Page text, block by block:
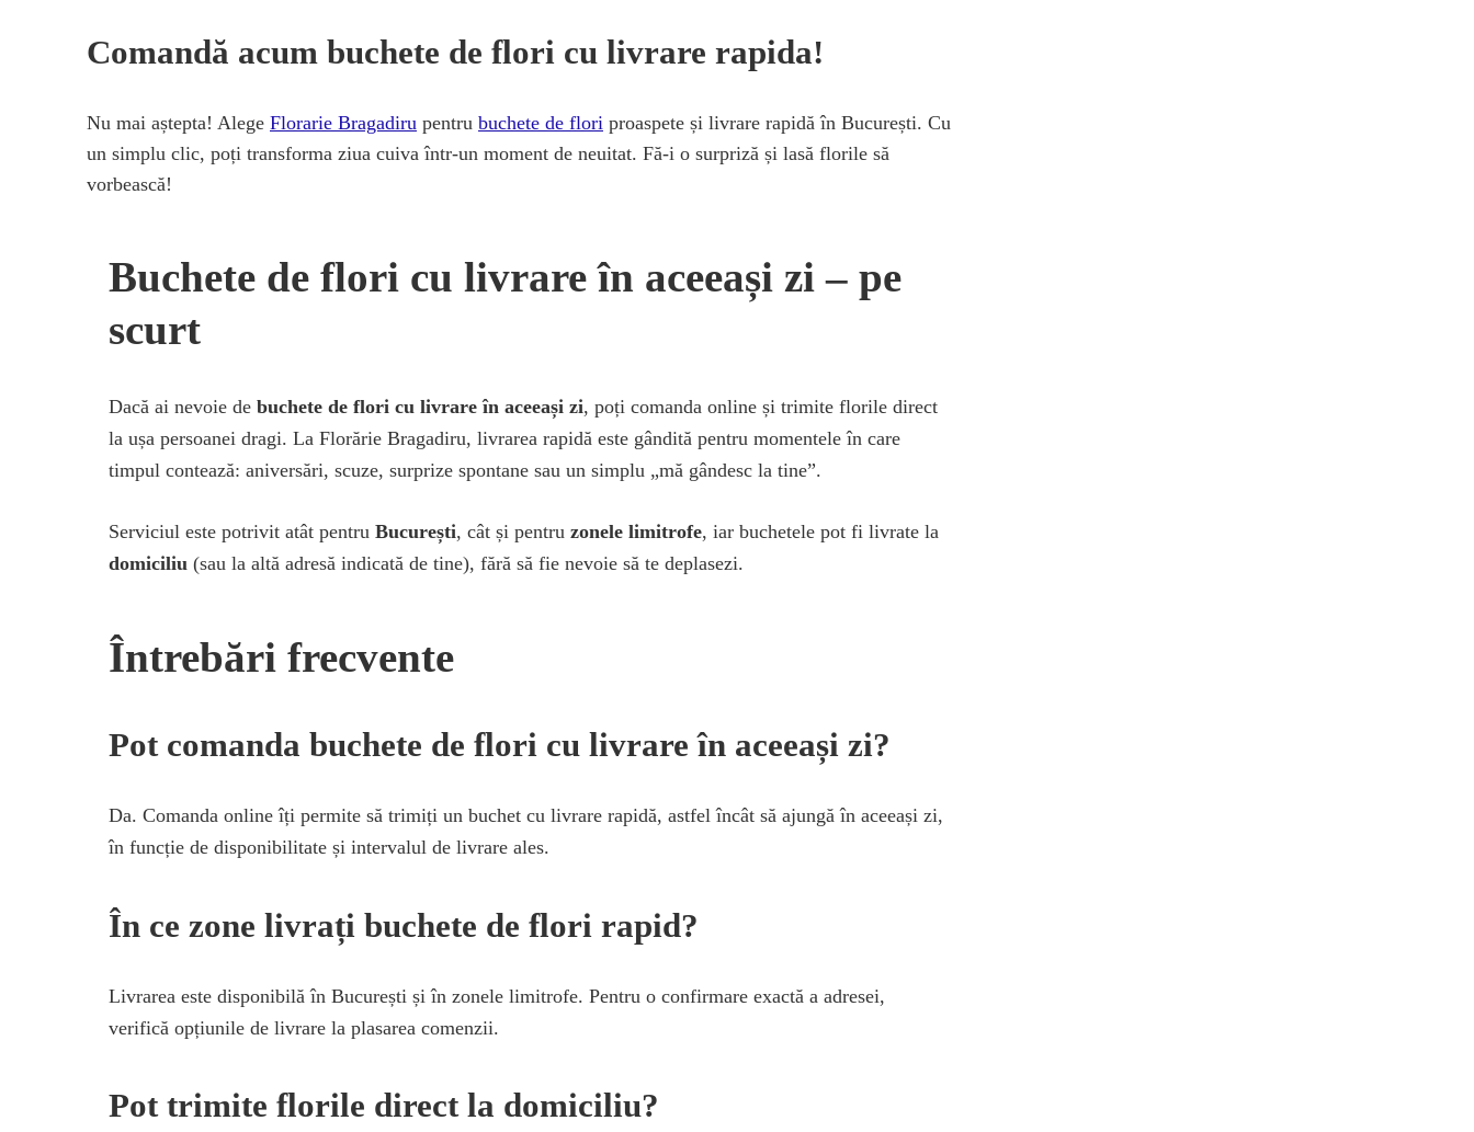
Comandă acum buchete de flori cu livrare rapida!
Nu mai aștepta! Alege Florarie Bragadiru pentru buchete de flori proaspete și livrare rapidă în București. Cu
un simplu clic, poți transforma ziua cuiva într-un moment de neuitat. Fă-i o surpriză și lasă florile să
vorbească!
Buchete de flori cu livrare în aceeași zi – pe
scurt
Dacă ai nevoie de buchete de flori cu livrare în aceeași zi, poți comanda online și trimite florile direct
la ușa persoanei dragi. La Florărie Bragadiru, livrarea rapidă este gândită pentru momentele în care
timpul contează: aniversări, scuze, surprize spontane sau un simplu „mă gândesc la tine”.
Serviciul este potrivit atât pentru București, cât și pentru zonele limitrofe, iar buchetele pot fi livrate la
domiciliu (sau la altă adresă indicată de tine), fără să fie nevoie să te deplasezi.
Întrebări frecvente
Pot comanda buchete de flori cu livrare în aceeași zi?
Da. Comanda online îți permite să trimiți un buchet cu livrare rapidă, astfel încât să ajungă în aceeași zi,
în funcție de disponibilitate și intervalul de livrare ales.
În ce zone livrați buchete de flori rapid?
Livrarea este disponibilă în București și în zonele limitrofe. Pentru o confirmare exactă a adresei,
verifică opțiunile de livrare la plasarea comenzii.
Pot trimite florile direct la domiciliu?